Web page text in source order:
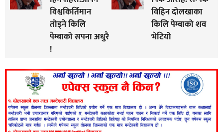
विश्वकिर्तिमान
तोड्ने किलि
पेम्बाको सपना अधुरै
!
विहिन दोलखाका
किलि पेम्बाको शव
भेटियो